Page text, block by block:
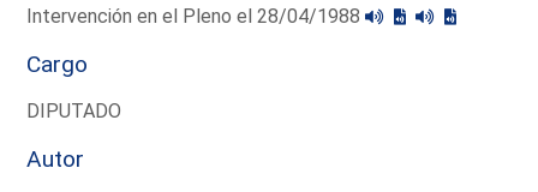
Intervención en el Pleno el 28/04/1988
Cargo
DIPUTADO
Autor